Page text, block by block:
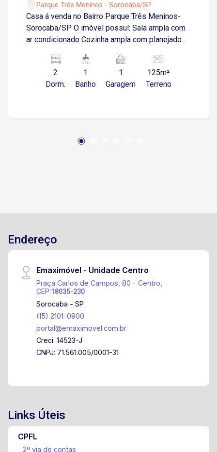
Parque Três Meninos - Sorocaba/SP
Casa á venda no Bairro Parque Três Meninos-
Sorocaba/SP O imóvel possuí: Sala ampla com
ar condicionado Cozinha ampla com planejados ,
torneira com aquecedor Dormitório com
planejados com ar condicionado. Suíte ampla
com sacada , ar condicionado, banheiro com box
Bairro Três meninos fica a poucos minutos do
2
Dorm.
1
Banho
1
Garagem
125m²
Terreno
Endereço
Emaximóvel - Unidade Centro
Praça Carlos de Campos, 80 - Centro,
CEP:18035-230
Sorocaba - SP
(15) 2101-0900
portal@emaximovel.com.br
Creci: 14523-J
CNPJ: 71.561.005/0001-31
Links Úteis
CPFL
2ª via de contas